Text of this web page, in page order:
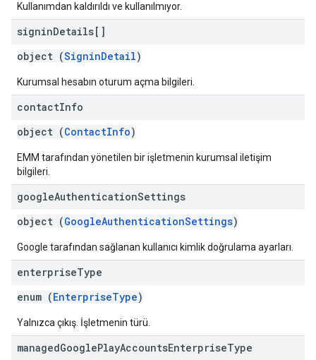
Kullanımdan kaldırıldı ve kullanılmıyor.
signinDetails[]
object (SigninDetail)
Kurumsal hesabın oturum açma bilgileri.
contactInfo
object (ContactInfo)
EMM tarafından yönetilen bir işletmenin kurumsal iletişim
bilgileri.
googleAuthenticationSettings
object (GoogleAuthenticationSettings)
Google tarafından sağlanan kullanıcı kimlik doğrulama ayarları.
enterpriseType
enum (EnterpriseType)
Yalnızca çıkış. İşletmenin türü.
managedGooglePlayAccountsEnterpriseType